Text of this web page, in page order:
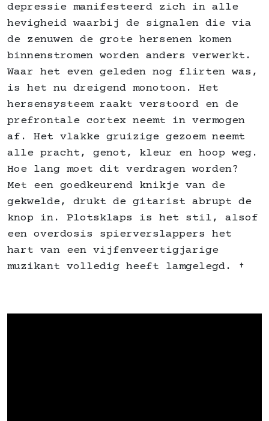
depressie manifesteerd zich in alle
hevigheid waarbij de signalen die via
de zenuwen de grote hersenen komen
binnenstromen worden anders verwerkt.
Waar het even geleden nog flirten was,
is het nu dreigend monotoon. Het
hersensysteem raakt verstoord en de
prefrontale cortex neemt in vermogen
af. Het vlakke gruizige gezoem neemt
alle pracht, genot, kleur en hoop weg.
Hoe lang moet dit verdragen worden?
Met een goedkeurend knikje van de
gekwelde, drukt de gitarist abrupt de
knop in. Plotsklaps is het stil, alsof
een overdosis spierverslappers het
hart van een vijfenveertigjarige
muzikant volledig heeft lamgelegd. †